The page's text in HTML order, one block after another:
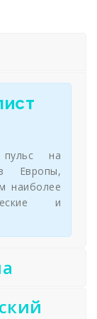
на
Европы,
наиболее
и